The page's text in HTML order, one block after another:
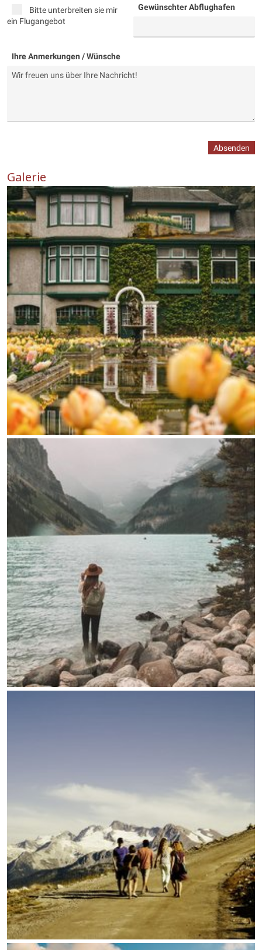
Bitte unterbreiten sie mir
ein Flugangebot
Gewünschter Abflughafen
Ihre Anmerkungen / Wünsche
Absenden
Galerie